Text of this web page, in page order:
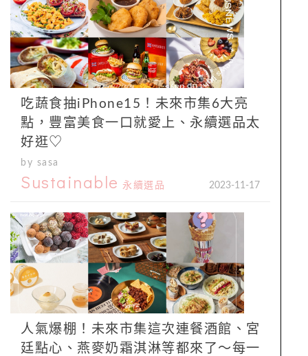
吃蔬食抽iPhone15！未來市集6大亮
點，豐富美食一口就愛上、永續選品太
好逛♡
by sasa
Sustainable 永續選品 2023-11-17
人氣爆棚！未來市集這次連餐酒館、宮
廷點心、燕麥奶霜淇淋等都來了～每一